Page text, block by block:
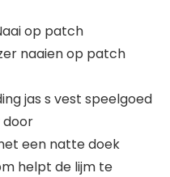
op patch
naaien op patch
jas s vest speelgoed
door
een natte doek
helpt de lijm te